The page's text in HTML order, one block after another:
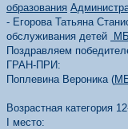
образования
- Егорова Татьяна
обслуживания детей
Поздравляем
ГРАН-ПРИ:
Поплевина Вероника (
Возрастная категория
I место: